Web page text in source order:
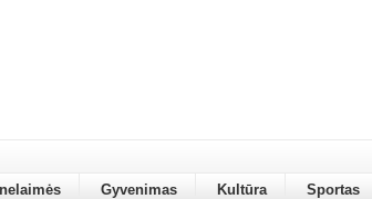
Gyvenimas Kultūra Sportas